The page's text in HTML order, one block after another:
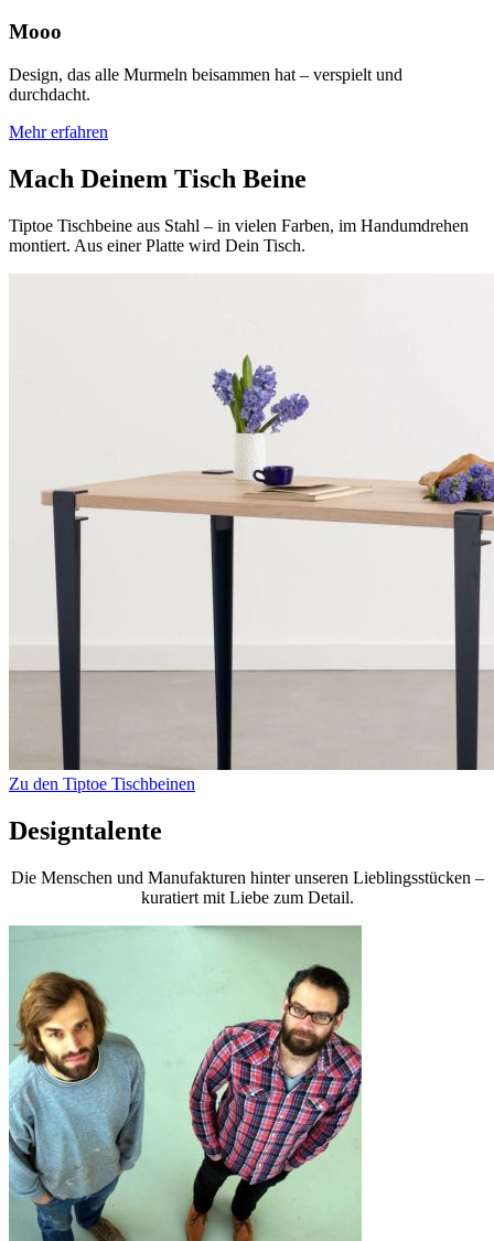
Mooo
Design, das alle Murmeln beisammen hat – verspielt und
durchdacht.
Mehr erfahren
Mach Deinem Tisch Beine
Tiptoe Tischbeine aus Stahl – in vielen Farben, im Handumdrehen
montiert. Aus einer Platte wird Dein Tisch.
Zu den Tiptoe Tischbeinen
Designtalente
Die Menschen und Manufakturen hinter unseren Lieblingsstücken –
kuratiert mit Liebe zum Detail.